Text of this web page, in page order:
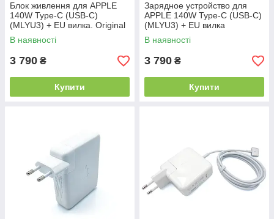
Блок живлення для APPLE
140W Type-C (USB-C)
(MLYU3) + EU вилка. Original
В наявності
3 790 ₴
Купити
Зарядное устройство для
APPLE 140W Type-C (USB-C)
(MLYU3) + EU вилка
В наявності
3 790 ₴
Купити